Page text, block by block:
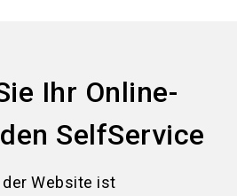
Ihr Online-
SelfService
Website ist